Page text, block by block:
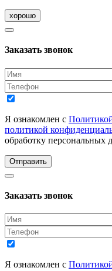
хорошо
Заказать звонок
Я ознакомлен с
политикой
обработку персональных
Отправить
Заказать звонок
Я ознакомлен с